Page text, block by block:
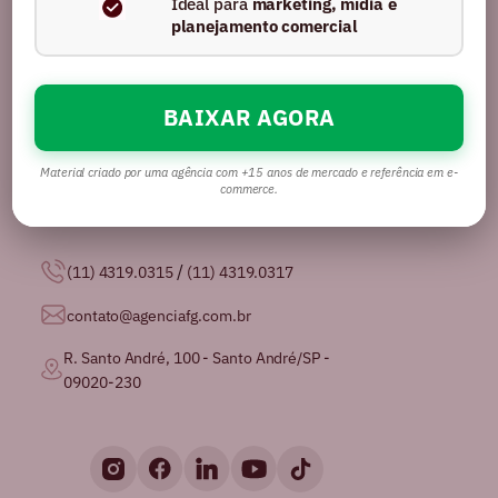
Somos uma agência com mais de 16 anos no
melhores agências de publicidade para se
trabalhar no Brasil.
(11) 4319.0315 / (11) 4319.0317
contato@agenciafg.com.br
R. Santo André, 100 - Santo André/SP -
09020-230
planejamento comercial
BAIXAR AGORA
Material criado por uma agência com +15 anos de mercado e referência em e-
commerce.